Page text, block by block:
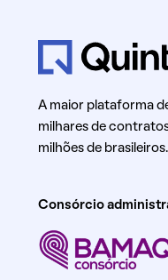
A maior plataforma
milhares de
milhões de brasileiros.
Consórcio